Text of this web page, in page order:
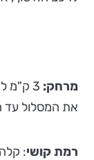
מרחק:
3 ק"מ
את המסלול עד
רמת קושי: